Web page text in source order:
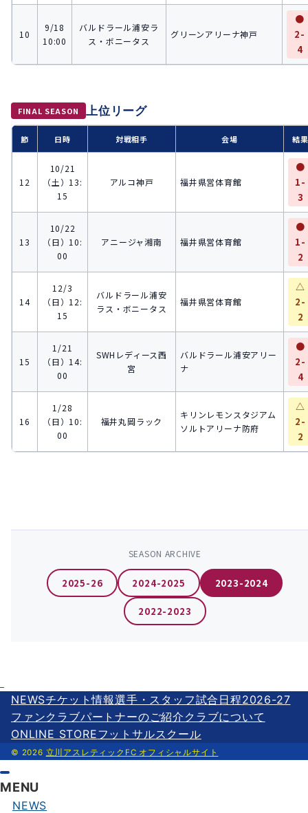
10
9/18
10:00
バルドラール浦安ラ
ス・ボニータス
グリーンアリーナ神戸
●
2-
4
FINAL SEASON 上位リーグ
節 日時 対戦相手 会場 結果
12
10/21
（土）13:
15
アルコ神戸 福井県営体育館
●
1-
3
13
10/22
（日）10:
00
アニージャ湘南 福井県営体育館
●
1-
2
14
12/3
（日）12:
15
バルドラール浦安
ラス・ボニータス
福井県営体育館
△
2-
2
15
1/21
（日）14:
00
SWHレディース西
宮
バルドラール浦安アリー
ナ
●
2-
4
16
1/28
（日）10:
00
福井丸岡ラック
キリンレモンスタジアム
ソルトアリーナ防府
△
2-
2
SEASON ARCHIVE
2025-26 2024-2025 2023-2024
2022-2023
NEWSチケット情報選手・スタッフ試合日程2026-27
ファンクラブパートナーのご紹介 クラブについて
ONLINE STOREフットサルスクール
© 2026 立川アスレティックFC オフィシャルサイト
MENU
NEWS